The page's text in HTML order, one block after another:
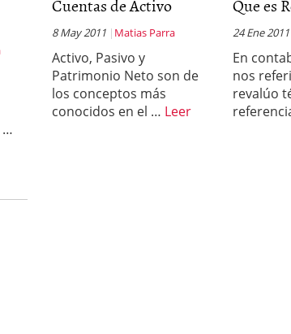
…
Cuentas de Activo
8 May 2011 Matias Parra
Activo, Pasivo y
Patrimonio Neto son de
los conceptos más
conocidos en el … Leer
Que es
24 Ene 2011
En
nos
revalúo